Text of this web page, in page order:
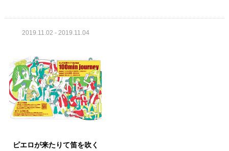
2019.11.02 - 2019.11.04
ピエロが来たりて笛を吹く